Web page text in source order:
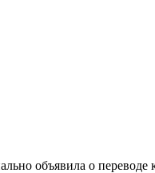
объявила о переводе